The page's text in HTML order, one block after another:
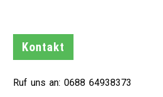
Kontakt
Ruf uns an:0688 64938373